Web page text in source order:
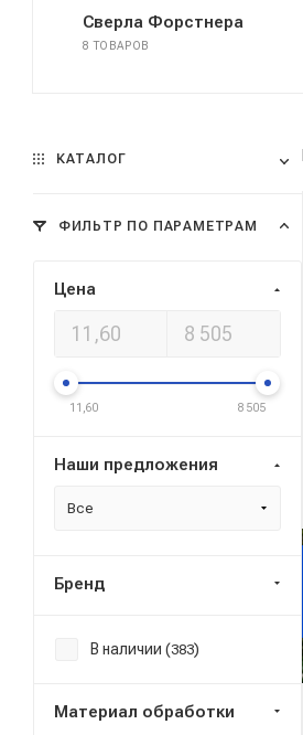
Сверла Форстнера
8 ТОВАРОВ
КАТАЛОГ
ФИЛЬТР ПО ПАРАМЕТРАМ
Цена
11,60 8 505
Наши предложения
Все
Бренд
В наличии (383)
Материал обработки